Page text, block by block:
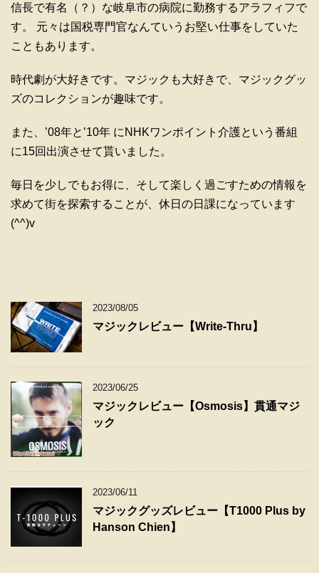
信長で有名（？）な岐阜市の病院に勤務するアラフィフで
す。 元々は国税専門官なんていうお堅い仕事をしていた
こともあります。
時代劇が大好きです。マジックも大好きで、マジックグッ
ズのコレクションが趣味です。
また、’08年と’10年 にNHKワンポイント介護という番組
に15回出演させて貰いました。
毎日を少しでもお得に、そして楽しく過ごすための情報を
求めて街を探索することが、休日の日課になっています
(^^)v
2023/08/05
マジックレビュー【Write-Thru】
2023/06/25
マジックレビュー【Osmosis】貫通マジ
ック
2023/06/11
マジックグッズレビュー【T1000 Plus by
Hanson Chien】